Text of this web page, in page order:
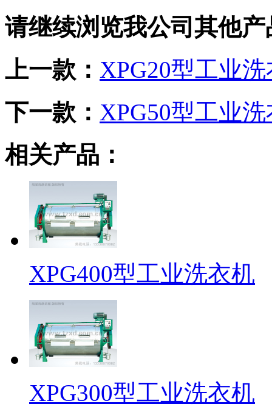
请继续浏览我公司其他产
上一款： XPG20型工业
下一款： XPG50型工业
相关产品：
XPG400型工业洗衣机
XPG300型工业洗衣机